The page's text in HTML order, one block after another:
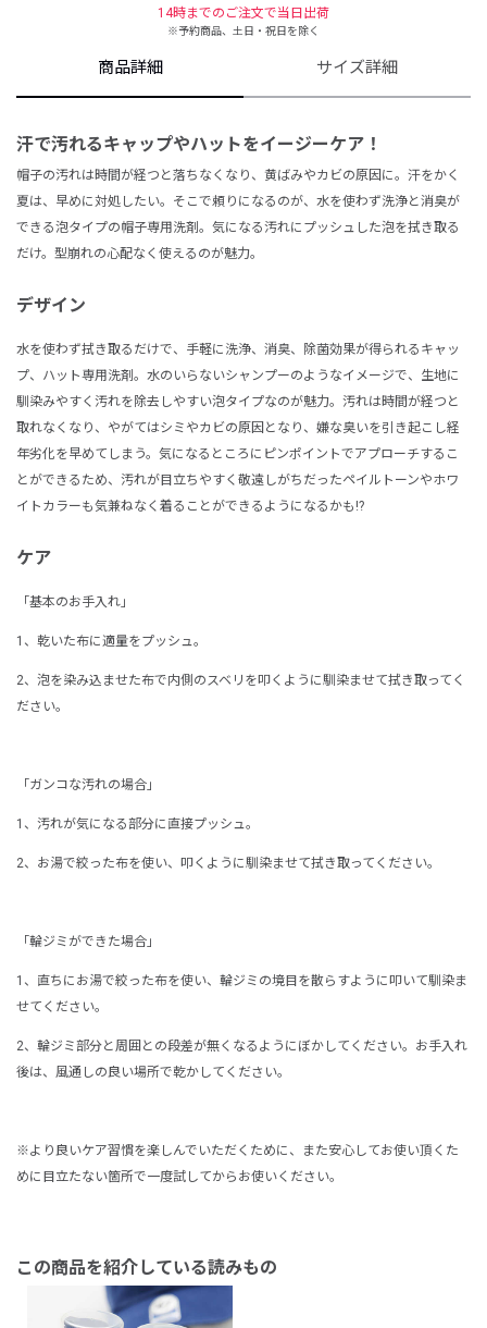
14時までのご注文で当日出荷
※予約商品、土日・祝日を除く
商品詳細 サイズ詳細
汗で汚れるキャップやハットをイージーケア！
帽子の汚れは時間が経つと落ちなくなり、黄ばみやカビの原因に。汗をかく
夏は、早めに対処したい。そこで頼りになるのが、水を使わず洗浄と消臭が
できる泡タイプの帽子専用洗剤。気になる汚れにプッシュした泡を拭き取る
だけ。型崩れの心配なく使えるのが魅力。
デザイン
水を使わず拭き取るだけで、手軽に洗浄、消臭、除菌効果が得られるキャッ
プ、ハット専用洗剤。水のいらないシャンプーのようなイメージで、生地に
馴染みやすく汚れを除去しやすい泡タイプなのが魅力。汚れは時間が経つと
取れなくなり、やがてはシミやカビの原因となり、嫌な臭いを引き起こし経
年劣化を早めてしまう。気になるところにピンポイントでアプローチするこ
とができるため、汚れが目立ちやすく敬遠しがちだったペイルトーンやホワ
イトカラーも気兼ねなく着ることができるようになるかも!?
ケア
「基本のお手入れ」
1、乾いた布に適量をプッシュ。
2、泡を染み込ませた布で内側のスベリを叩くように馴染ませて拭き取ってく
ださい。
「ガンコな汚れの場合」
1、汚れが気になる部分に直接プッシュ。
2、お湯で絞った布を使い、叩くように馴染ませて拭き取ってください。
「輪ジミができた場合」
1、直ちにお湯で絞った布を使い、輪ジミの境目を散らすように叩いて馴染ま
せてください。
2、輪ジミ部分と周囲との段差が無くなるようにぼかしてください。お手入れ
後は、風通しの良い場所で乾かしてください。
※より良いケア習慣を楽しんでいただくために、また安心してお使い頂くた
めに目立たない箇所で一度試してからお使いください。
この商品を紹介している読みもの